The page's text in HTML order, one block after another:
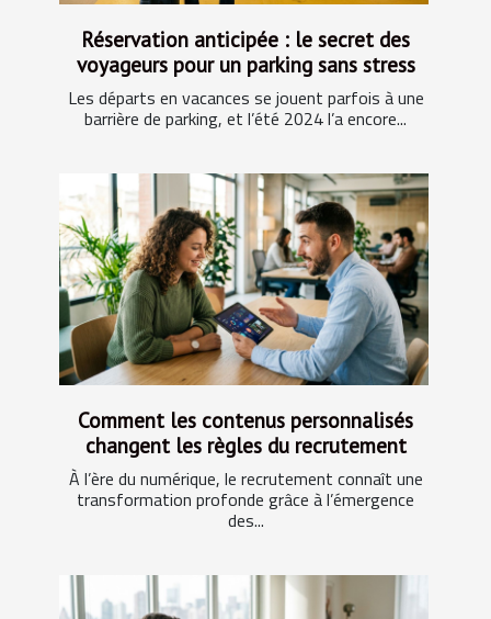
Réservation anticipée : le secret des
voyageurs pour un parking sans stress
Les départs en vacances se jouent parfois à une
barrière de parking, et l’été 2024 l’a encore...
Comment les contenus personnalisés
changent les règles du recrutement
À l’ère du numérique, le recrutement connaît une
transformation profonde grâce à l’émergence
des...